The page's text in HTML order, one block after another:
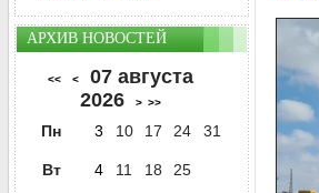
АРХИВ НОВОСТЕЙ
<< <
07 августа
2026
> >>
Пн 3 10 17 24 31
Вт 4 11 18 25